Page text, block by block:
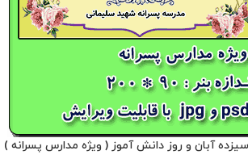
سیزده آبان و روز دانش آموز ( ویژه مدارس پسرانه )